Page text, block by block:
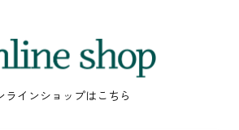
Online
ラインショップはこちら